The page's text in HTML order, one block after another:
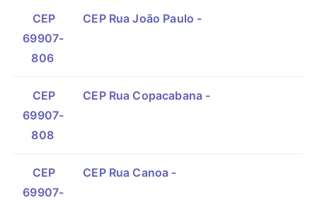
CEP
69907-
806
CEP Rua João Paulo -
CEP
69907-
808
CEP Rua Copacabana -
CEP
69907-
CEP Rua Canoa -